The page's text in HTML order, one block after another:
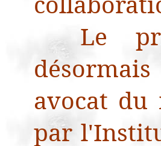
Le
avocat du
par